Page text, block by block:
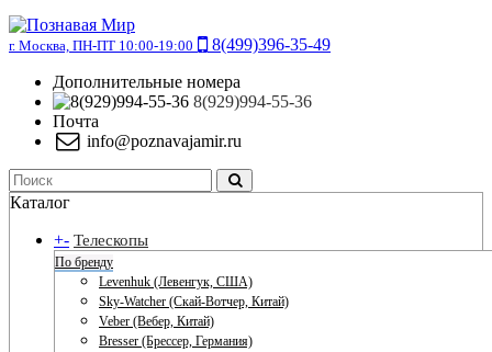
г. Москва, ПН-ПТ 10:00-19:00
8(499)396-35-49
Дополнительные номера
8(929)994-55-36
Почта
info@poznavajamir.ru
Каталог
+- Телескопы
По бренду
Levenhuk (Левенгук, США)
Sky-Watcher (Скай-Вотчер, Китай)
Veber (Вебер, Китай)
Bresser (Брессер, Германия)